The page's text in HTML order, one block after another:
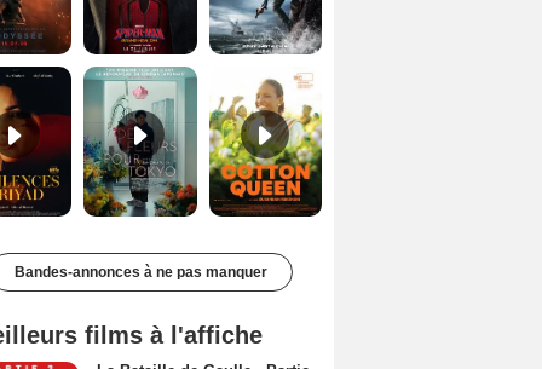
Les Silences de Riyad Bande-annonce VO STFR Cotton Queen Bande-annonce VO STFR
Bandes-annonces à ne pas manquer
films à l'affiche